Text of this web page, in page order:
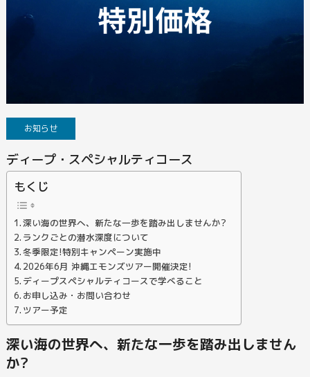
お知らせ
ディープ・スペシャルティコース
もくじ
深い海の世界へ、新たな一歩を踏み出しませんか?
ランクごとの潜水深度について
冬季限定!特別キャンペーン実施中
2026年6月 沖縄エモンズツアー開催決定!
ディープスペシャルティコースで学べること
お申し込み・お問い合わせ
ツアー予定
深い海の世界へ、新たな一歩を踏み出しません
か?